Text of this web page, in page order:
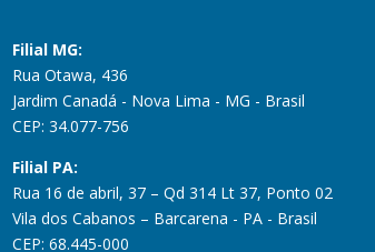
Filial MG:
Rua Otawa, 436
Jardim Canadá - Nova Lima - MG - Brasil
CEP: 34.077-756
Filial PA:
Rua 16 de abril, 37 – Qd 314 Lt 37, Ponto 02
Vila dos Cabanos – Barcarena - PA - Brasil
CEP: 68.445-000